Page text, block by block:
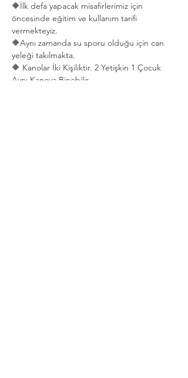
🔶İlk defa yapacak misafirlerimiz için
öncesinde eğitim ve kullanım tarifi
vermekteyiz.
🔶Aynı zamanda su sporu olduğu için can
yeleği takılmakta.
🔶 Kanolar İki Kişiliktir. 2 Yetişkin 1 Çocuk
Aynı Kanoya Binebilir.